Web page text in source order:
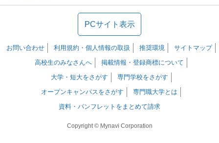
PCサイト表示
お問い合わせ 利用規約・個人情報の取扱 推奨環境
サイトマップ
高校生のみなさんへ
掲載情報・登録商標について
大学・短大をさがす
専門学校をさがす
オープンキャンパスをさがす
専門職大学とは
資料・パンフレットをまとめて請求
Copyright © Mynavi Corporation